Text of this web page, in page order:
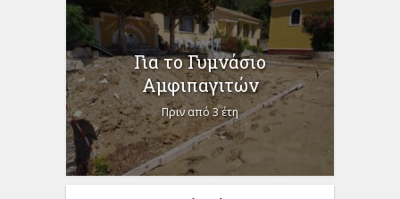
Για το Γυμνάσιο
Αμφιπαγιτών
Πριν από 3 έτη